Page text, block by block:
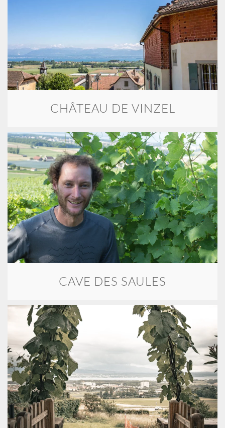
CHÂTEAU DE VINZEL
CAVE DES SAULES